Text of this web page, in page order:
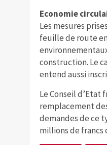
Economie
Les mesures
feuille de route
construction. Le
entend aussi
Le Conseil d’Etat
remplacement
demandes de ce
millions de francs